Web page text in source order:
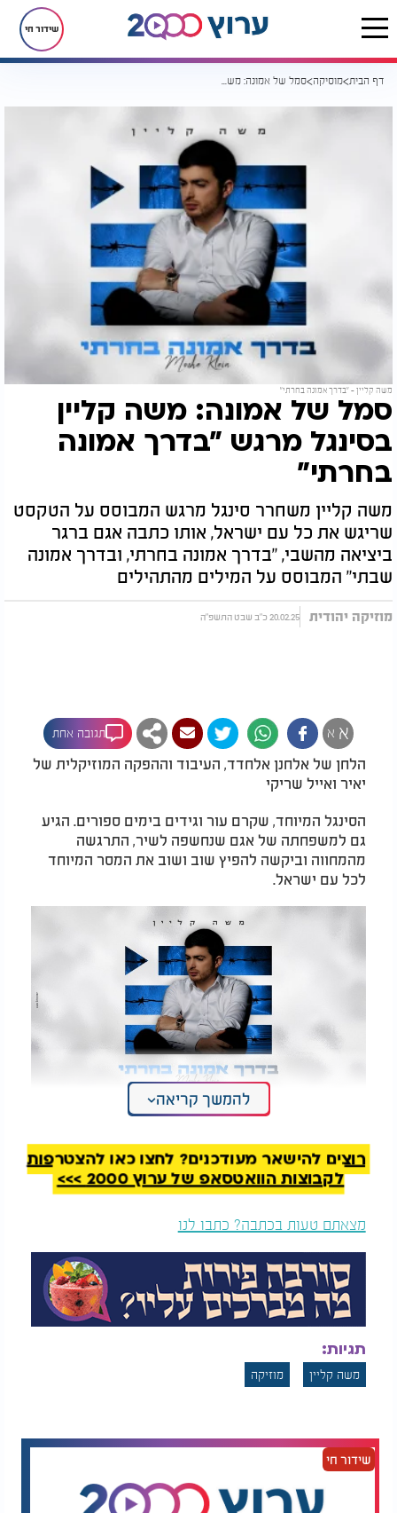
שידור חי
דף הבית מוסיקה סמל של אמונה: משה קליין בסינגל מרגש "בדרך אמונה בחרתי"
משה קליין - "בדרך אמונה בחרתי"
סמל של אמונה: משה קליין
בסינגל מרגש "בדרך אמונה
בחרתי"
משה קליין משחרר סינגל מרגש המבוסס על הטקסט
שריגש את כל עם ישראל, אותו כתבה אגם ברגר
ביציאה מהשבי, "בדרך אמונה בחרתי, ובדרך אמונה
שבתי" המבוסס על המילים מהתהילים
מוזיקה יהודית 20.02.25 כ"ב שבט התשפ"ה
א א תגובה אחת
הלחן של אלחנן אלחדד, העיבוד וההפקה המוזיקלית של
יאיר ואייל שריקי
הסינגל המיוחד, שקרם עור וגידים בימים ספורים. הגיע
גם למשפחתה של אגם שנחשפה לשיר, התרגשה
מהמחווה וביקשה להפיץ שוב ושוב את המסר המיוחד
לכל עם ישראל.
משה קליין - "בדרך אמונה בחרתי"
להמשך קריאה
רוצים להישאר מעודכנים? לחצו כאן להצטרפות
לקבוצות הוואטסאפ של ערוץ 2000 >>>
מצאתם טעות בכתבה? כתבו לנו
תגיות:
משה קליין מוזיקה
שידור חי